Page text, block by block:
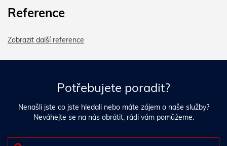
Reference
Zobrazit další reference
Potřebujete poradit?
Nenašli jste co jste hledali nebo máte zájem o naše služby?
Neváhejte se na nás obrátit, rádi vám pomůžeme.